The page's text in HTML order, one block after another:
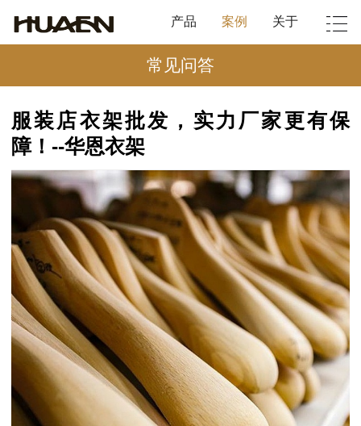
产品 案例 关于
常见问答
服装店衣架批发，实力厂家更有保
障！--华恩衣架